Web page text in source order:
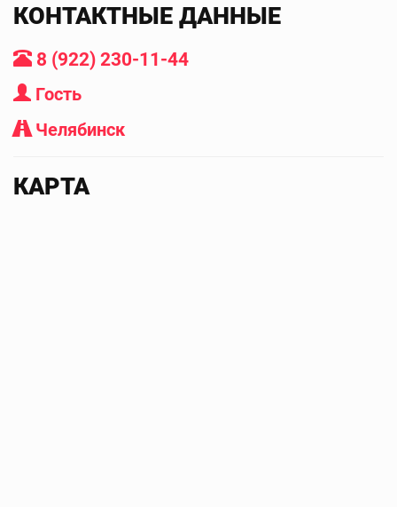
КОНТАКТНЫЕ ДАННЫЕ
8 (922) 230-11-44
Гость
Челябинск
КАРТА